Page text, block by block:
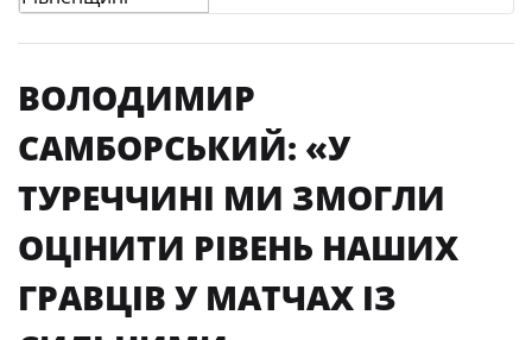
ВОЛОДИМИР
САМБОРСЬКИЙ: «У
ТУРЕЧЧИНІ МИ ЗМОГЛИ
ОЦІНИТИ РІВЕНЬ НАШИХ
ГРАВЦІВ У МАТЧАХ ІЗ